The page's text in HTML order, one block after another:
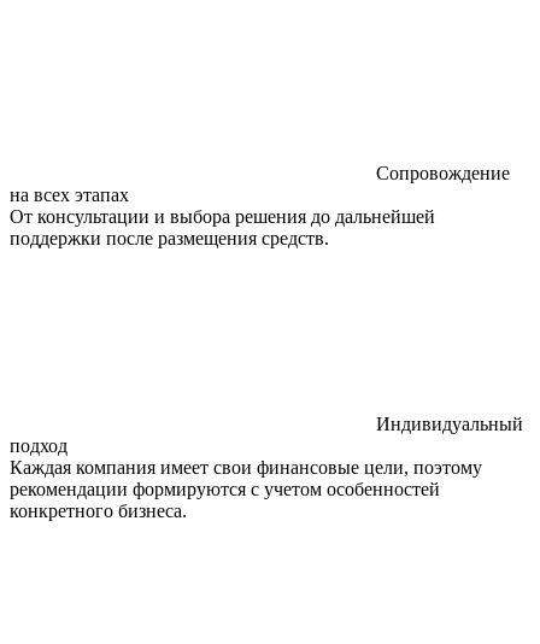
Сопровождение
на всех этапах
От консультации и выбора решения до дальнейшей
поддержки после размещения средств.
Индивидуальный
подход
Каждая компания имеет свои финансовые цели, поэтому
рекомендации формируются с учетом особенностей
конкретного бизнеса.